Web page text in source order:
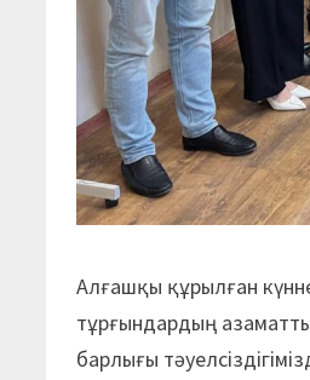
Алғашқы құрылған
тұрғындардың
барлығы